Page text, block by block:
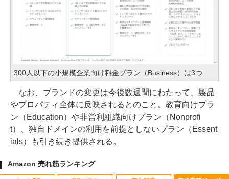
300人以下の小規模企業向け料金プラン（Business）は3つ
なお、ブランドの変更は今後数週間にわたって、製品
やプロパティ全体に反映されるとのこと。教育向けプラ
ン（Education）や非営利組織向けプラン（Nonprofi
t）、独自ドメインの利用を前提としないプラン（Essent
ials）も引き続き提供される。
Amazon 売れ筋ランキング